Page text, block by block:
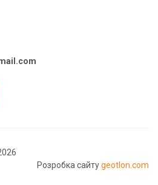
Розробка сайтуgeotlon.com